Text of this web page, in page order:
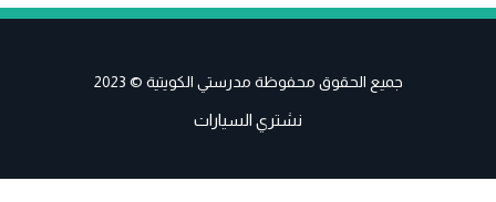
جميع الحقوق محفوظة مدرستي الكويتية © 2023
نشتري السيارات